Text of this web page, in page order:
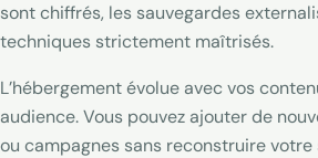
sont chiffrés, les sauvegardes
techniques strictement maîtrisés.
L’hébergement évolue avec vos
audience. Vous pouvez ajouter de
ou campagnes sans reconstruire